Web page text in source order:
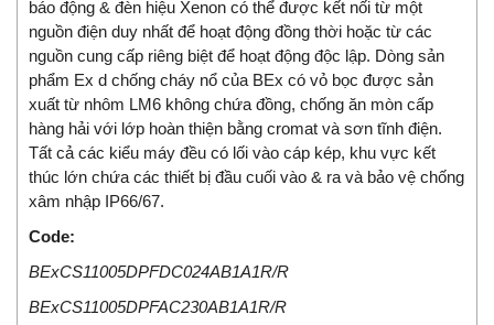
báo động & đèn hiệu Xenon có thể được kết nối từ một
nguồn điện duy nhất để hoạt động đồng thời hoặc từ các
nguồn cung cấp riêng biệt để hoạt động độc lập. Dòng sản
phẩm Ex d chống cháy nổ của BEx có vỏ bọc được sản
xuất từ ​​nhôm LM6 không chứa đồng, chống ăn mòn cấp
hàng hải với lớp hoàn thiện bằng cromat và sơn tĩnh điện.
Tất cả các kiểu máy đều có lối vào cáp kép, khu vực kết
thúc lớn chứa các thiết bị đầu cuối vào & ra và bảo vệ chống
xâm nhập IP66/67.
Code:
BExCS11005DPFDC024AB1A1R/R
BExCS11005DPFAC230AB1A1R/R